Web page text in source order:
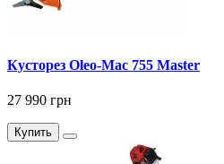
Кусторез Оleo-Мас 755 Master
27 990 грн
Купить